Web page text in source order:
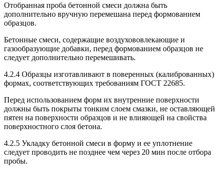
Отобранная проба бетонной смеси должна быть
дополнительно вручную перемешана перед формованием
образцов.
Бетонные смеси, содержащие воздухововлекающие и
газообразующие добавки, перед формованием образцов не
следует дополнительно перемешивать.
4.2.4 Образцы изготавливают в поверенных (калиброванных)
формах, соответствующих требованиям ГОСТ 22685.
Перед использованием форм их внутренние поверхности
должны быть покрыты тонким слоем смазки, не оставляющей
пятен на поверхности образцов и не влияющей на свойства
поверхностного слоя бетона.
4.2.5 Укладку бетонной смеси в форму и ее уплотнение
следует проводить не позднее чем через 20 мин после отбора
пробы.